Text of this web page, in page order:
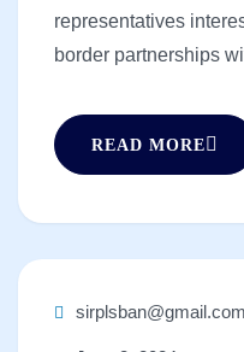
representatives
border partnerships
READ MORE
sirplsban@gmail.com